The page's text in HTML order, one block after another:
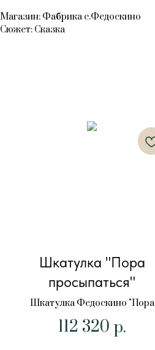
Магазин: Фабрика с.Федоскино
Сюжет: Сказка
Шкатулка "Пора
просыпаться"
Шкатулка Федоскино "Пора
просыпаться"
112 320 р.